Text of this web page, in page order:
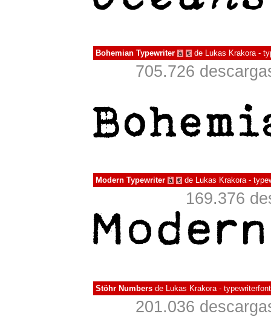
Bohemian Typewriter à € de Lukas Krakora -
705.726
Modern Typewriter à € de Lukas Krakora -
169.376
Stöhr Numbers de Lukas Krakora -
201.036